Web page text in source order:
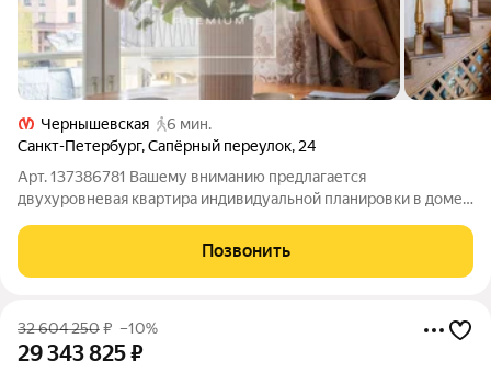
Чернышевская
6 мин.
Санкт-Петербург,Сапёрный переулок, 24
Арт. 137386781 Вашему вниманию предлагается
двухуровневая квартира индивидуальной планировки в доме-
центральной части Санкт-Петербурга! Это возможность жить
в историческом центре, наслаждаясь
Позвонить
32 604 250₽ –10%
29 343 825₽